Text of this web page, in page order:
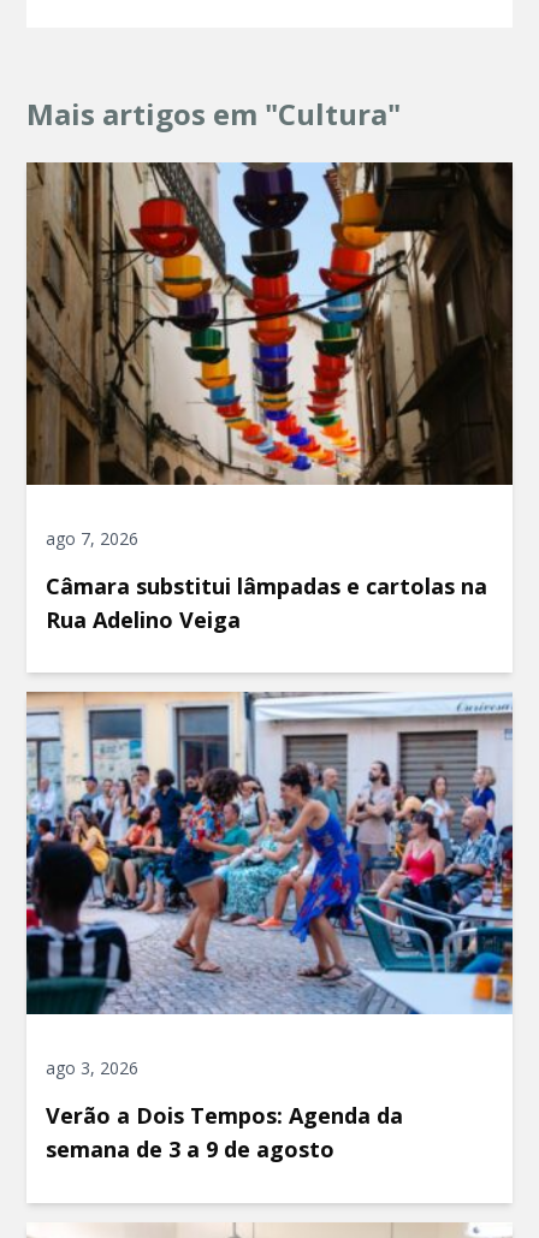
Mais artigos em "Cultura"
ago 7, 2026
Câmara substitui lâmpadas e cartolas na
Rua Adelino Veiga
ago 3, 2026
Verão a Dois Tempos: Agenda da
semana de 3 a 9 de agosto